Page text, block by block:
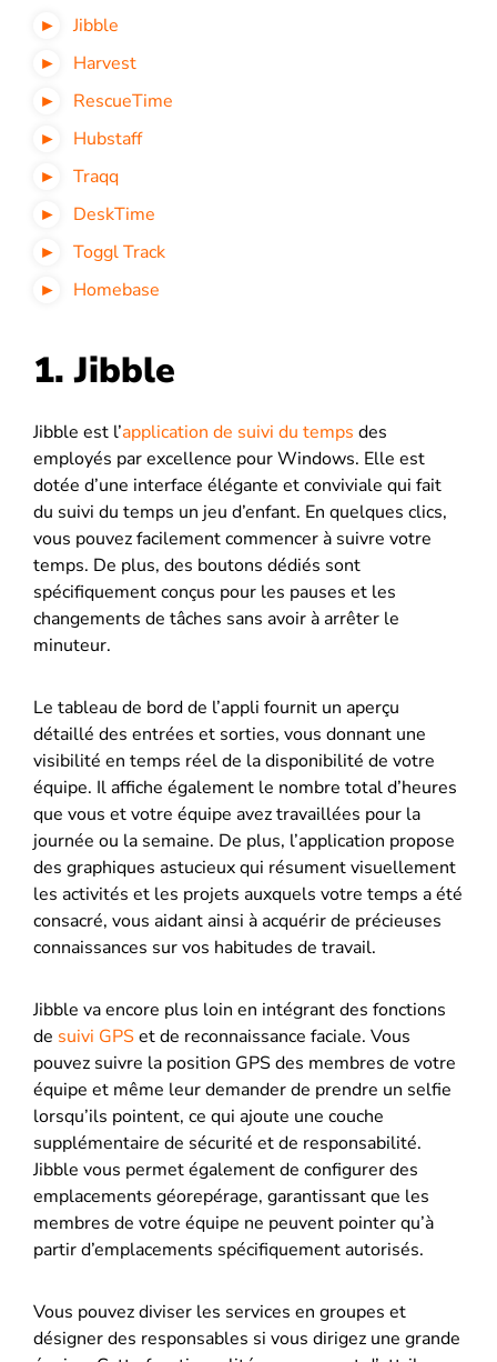
Jibble
Harvest
RescueTime
Hubstaff
Traqq
DeskTime
Toggl Track
Homebase
1. Jibble
Jibble est l’application de suivi du temps des
employés par excellence pour Windows. Elle est
dotée d’une interface élégante et conviviale qui fait
du suivi du temps un jeu d’enfant. En quelques clics,
vous pouvez facilement commencer à suivre votre
temps. De plus, des boutons dédiés sont
spécifiquement conçus pour les pauses et les
changements de tâches sans avoir à arrêter le
minuteur.
Le tableau de bord de l’appli fournit un aperçu
détaillé des entrées et sorties, vous donnant une
visibilité en temps réel de la disponibilité de votre
équipe. Il affiche également le nombre total d’heures
que vous et votre équipe avez travaillées pour la
journée ou la semaine. De plus, l’application propose
des graphiques astucieux qui résument visuellement
les activités et les projets auxquels votre temps a été
consacré, vous aidant ainsi à acquérir de précieuses
connaissances sur vos habitudes de travail.
Jibble va encore plus loin en intégrant des fonctions
de suivi GPSet de reconnaissance faciale. Vous
pouvez suivre la position GPS des membres de votre
équipe et même leur demander de prendre un selfie
lorsqu’ils pointent, ce qui ajoute une couche
supplémentaire de sécurité et de responsabilité.
Jibble vous permet également de configurer des
emplacements géorepérage, garantissant que les
membres de votre équipe ne peuvent pointer qu’à
partir d’emplacements spécifiquement autorisés.
Vous pouvez diviser les services en groupes et
désigner des responsables si vous dirigez une grande